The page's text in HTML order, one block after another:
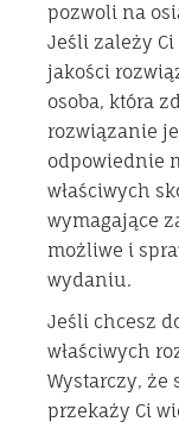
pozwoli na
Jeśli zależy
jakości
osoba, która
rozwiązanie
odpowiednie
właściwych
wymagające
możliwe i
wydaniu.
Jeśli chcesz
właściwych
Wystarczy,
przekaży Ci